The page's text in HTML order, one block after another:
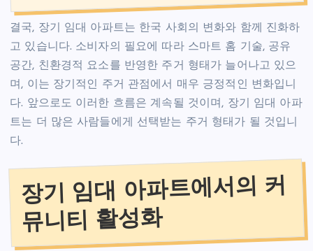
결국, 장기 임대 아파트는 한국 사회의 변화와 함께 진화하
고 있습니다. 소비자의 필요에 따라 스마트 홈 기술, 공유
공간, 친환경적 요소를 반영한 주거 형태가 늘어나고 있으
며, 이는 장기적인 주거 관점에서 매우 긍정적인 변화입니
다. 앞으로도 이러한 흐름은 계속될 것이며, 장기 임대 아파
트는 더 많은 사람들에게 선택받는 주거 형태가 될 것입니
다.
장기 임대 아파트에서의 커
뮤니티 활성화